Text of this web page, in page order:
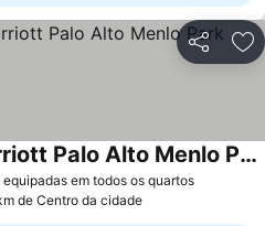
Partilhar
em todos os quartos
Residence Inn by Marriott Palo Alto Menlo Park
de Centro da cidade